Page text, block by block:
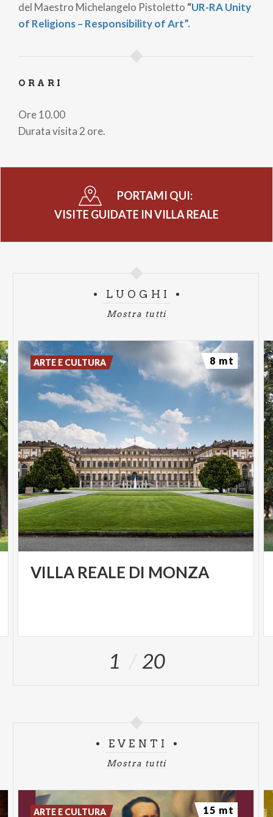
del Maestro Michelangelo Pistoletto “UR-RA Unity
of Religions – Responsibility of Art”.
ORARI
Ore 10.00
Durata visita 2 ore.
PORTAMI QUI:
VISITE GUIDATE IN VILLA REALE
LUOGHI
Mostra tutti
VILLA REALE DI MONZA
ARTE E CULTURA 8 mt
1 20
EVENTI
Mostra tutti
ARTE E CULTURA 15 mt